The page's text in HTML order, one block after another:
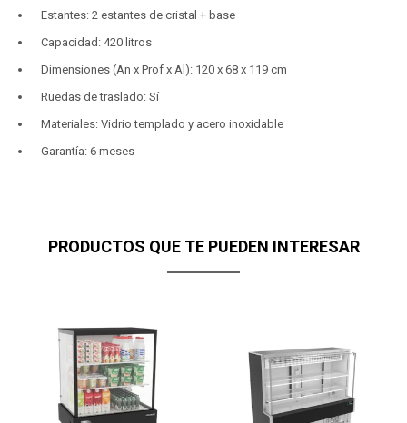
Estantes: 2 estantes de cristal + base
Capacidad: 420 litros
Dimensiones (An x Prof x Al): 120 x 68 x 119 cm
Ruedas de traslado: Sí
Materiales: Vidrio templado y acero inoxidable
Garantía: 6 meses
PRODUCTOS QUE TE PUEDEN INTERESAR